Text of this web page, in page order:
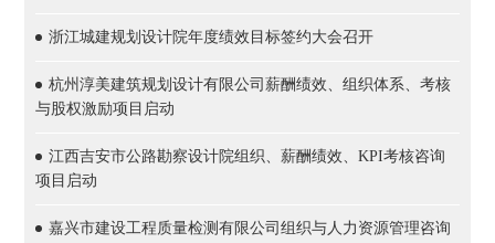
浙江城建规划设计院年度绩效目标签约大会召开
杭州淳美建筑规划设计有限公司薪酬绩效、组织体系、考核
与股权激励项目启动
江西吉安市公路勘察设计院组织、薪酬绩效、KPI考核咨询
项目启动
嘉兴市建设工程质量检测有限公司组织与人力资源管理咨询